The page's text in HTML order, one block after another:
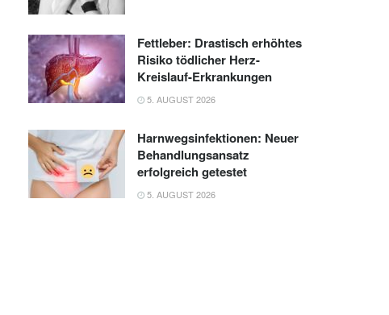
Fettleber: Drastisch erhöhtes
Risiko tödlicher Herz-
Kreislauf-Erkrankungen
5. AUGUST 2026
Harnwegsinfektionen: Neuer
Behandlungsansatz
erfolgreich getestet
5. AUGUST 2026